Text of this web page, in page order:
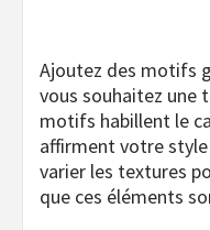
Ajoutez des motifs
vous souhaitez une
motifs habillent le
affirment votre
varier les textures
que ces éléments